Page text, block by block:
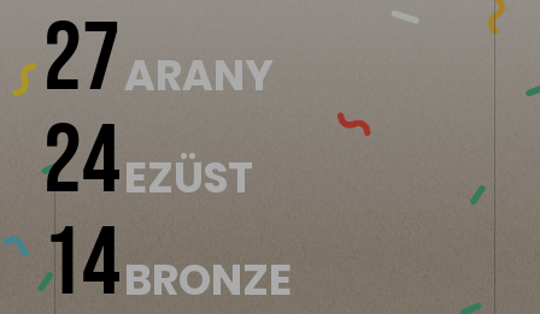
27ARANY
24EZÜST
14BRONZE